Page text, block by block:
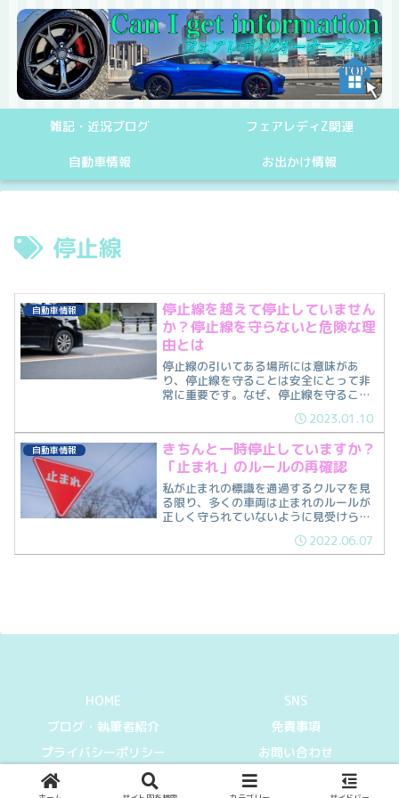
雑記・近況ブログ フェアレディZ関連
自動車情報 お出かけ情報
停止線
自動車情報
停止線を越えて停止していません
か？停止線を守らないと危険な理
由とは
停止線の引いてある場所には意味があ
り、停止線を守ることは安全にとって非
常に重要です。なぜ、停止線を守ること
いと危険な理由を紹介します。2023.01.10
自動車情報
きちんと一時停止していますか？
「止まれ」のルールの再確認
私が止まれの標識を通過するクルマを見
る限り、多くの車両は止まれのルールが
正しく守られていないように見受けられ
2022.06.07
HOME
SNS
ブログ・執筆者紹介
免責事項
プライバシーポリシー
お問い合わせ
© 2021-2026 Can I get information.